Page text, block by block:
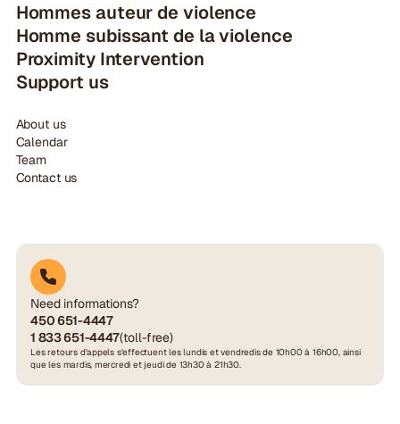
Hommes auteur de violence
Homme subissant de la violence
Proximity Intervention
Support us
About us
Calendar
Team
Contact us
Need informations?
450 651-4447
1 833 651-4447(toll-free)
Les retours d'appels s'effectuent les lundis et vendredis de 10h00 à 16h00, ainsi
que les mardis, mercredi et jeudi de 13h30 à 21h30.